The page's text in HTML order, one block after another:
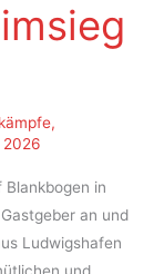
,
2026
in
an und
Ludwigshafen